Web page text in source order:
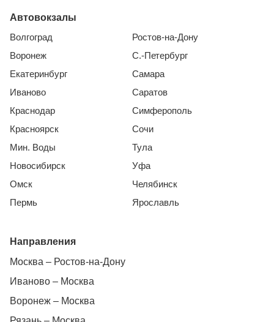
Автовокзалы
Волгоград
Воронеж
Екатеринбург
Иваново
Краснодар
Красноярск
Мин. Воды
Новосибирск
Омск
Пермь
Ростов-на-Дону
С.-Петербург
Самара
Саратов
Симферополь
Сочи
Тула
Уфа
Челябинск
Ярославль
Направления
Москва – Ростов-на-Дону
Иваново – Москва
Воронеж – Москва